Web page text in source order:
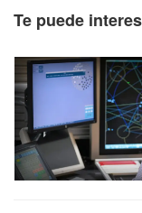
Te puede